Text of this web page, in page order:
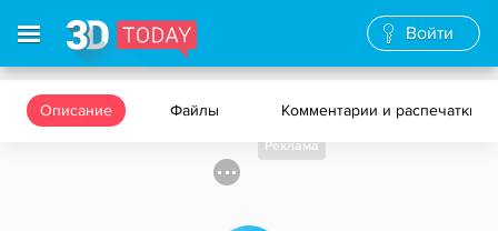
Войти
Описание Файлы Комментарии и распечатки
Реклама